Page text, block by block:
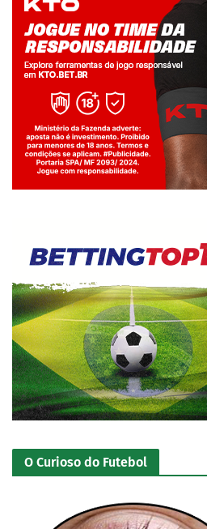
Jogue com responsabilidade. 18+
O Curioso do Futebol